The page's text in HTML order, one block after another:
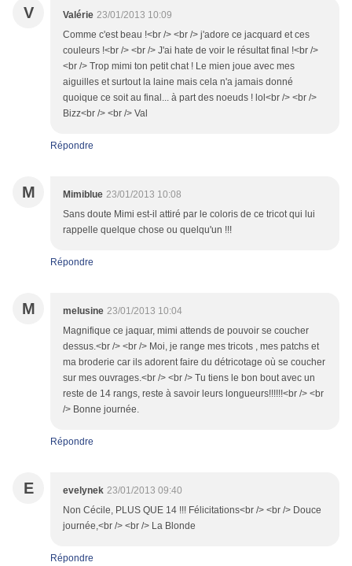
V Valérie 23/01/2013 10:09
Comme c'est beau !<br /> <br /> j'adore ce jacquard et ces
couleurs !<br /> <br /> J'ai hate de voir le résultat final !<br />
<br /> Trop mimi ton petit chat ! Le mien joue avec mes
aiguilles et surtout la laine mais cela n'a jamais donné
quoique ce soit au final... à part des noeuds ! lol<br /> <br />
Bizz<br /> <br /> Val
Répondre
M Mimiblue 23/01/2013 10:08
Sans doute Mimi est-il attiré par le coloris de ce tricot qui lui
rappelle quelque chose ou quelqu'un !!!
Répondre
M melusine 23/01/2013 10:04
Magnifique ce jaquar, mimi attends de pouvoir se coucher
dessus.<br /> <br /> Moi, je range mes tricots , mes patchs et
ma broderie car ils adorent faire du détricotage où se coucher
sur mes ouvrages.<br /> <br /> Tu tiens le bon bout avec un
reste de 14 rangs, reste à savoir leurs longueurs!!!!!!<br /> <br
/> Bonne journée.
Répondre
E evelynek 23/01/2013 09:40
Non Cécile, PLUS QUE 14 !!! Félicitations<br /> <br /> Douce
journée,<br /> <br /> La Blonde
Répondre